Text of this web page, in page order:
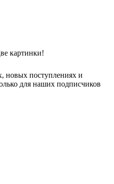
картинки!
новых поступлениях и
для наших подписчиков